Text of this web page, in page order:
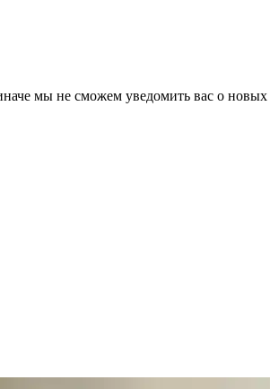
мы не сможем уведомить вас о